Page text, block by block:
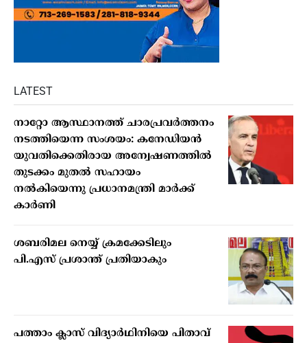
LATEST
നാറ്റോ ആസ്ഥാനത്ത് ചാരപ്രവര്‍ത്തനം
നടത്തിയെന്ന സംശയം: കനേഡിയന്‍
യുവതിക്കെതിരായ അന്വേഷണത്തില്‍
തുടക്കം മുതല്‍ സഹായം
നല്‍കിയെന്നു പ്രധാനമന്ത്രി മാര്‍ക്ക്
കാര്‍ണി
ശബരിമല നെയ്യ് ക്രമക്കേടിലും
പി.എസ് പ്രശാന്ത് പ്രതിയാകും
പത്താം ക്ലാസ് വിദ്യാര്‍ഥിനിയെ പിതാവ്